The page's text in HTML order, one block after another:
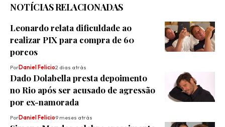
NOTÍCIAS RELACIONADAS
Leonardo relata dificuldade ao
realizar PIX para compra de 60
porcos
PorDaniel Felicio2 dias atrás
Dado Dolabella presta depoimento
no Rio após ser acusado de agressão
por ex-namorada
PorDaniel Felicio9 meses atrás